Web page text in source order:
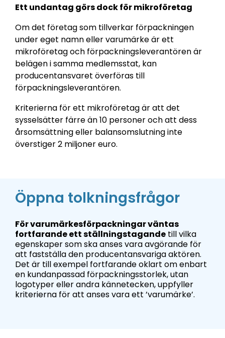
Ett undantag görs dock för mikroföretag
Om det företag som tillverkar förpackningen
under eget namn eller varumärke är ett
mikroföretag och förpackningsleverantören är
belägen i samma medlemsstat, kan
producentansvaret överföras till
förpackningsleverantören.
Kriterierna för ett mikroföretag är att det
sysselsätter färre än 10 personer och att dess
årsomsättning eller balansomslutning inte
överstiger 2 miljoner euro.
Öppna tolkningsfrågor
För varumärkesförpackningar väntas
fortfarande ett ställningstagande till vilka
egenskaper som ska anses vara avgörande för
att fastställa den producentansvariga aktören.
Det är till exempel fortfarande oklart om enbart
en kundanpassad förpackningsstorlek, utan
logotyper eller andra kännetecken, uppfyller
kriterierna för att anses vara ett ’varumärke’.